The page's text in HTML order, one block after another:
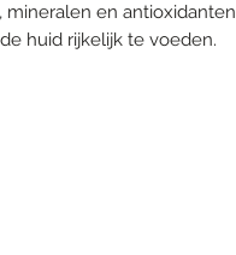
mineralen en antioxidanten
huid rijkelijk te voeden.